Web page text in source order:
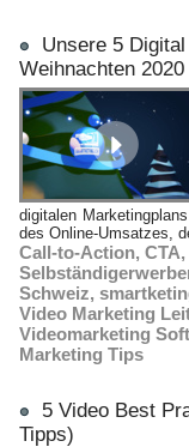
Unsere 5
Weihnachten 2020
digitalen
des Online-Umsatzes,
Call-to-Action, CTA,
Schweiz,
Video Marketing
Videomarketing
Marketing Tips
5 Video Best
Tipps)